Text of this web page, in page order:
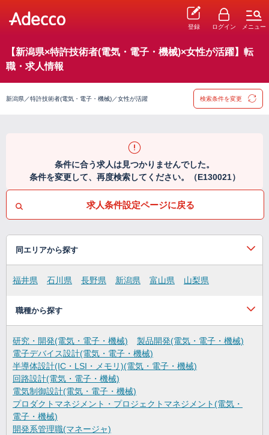
登録 ログイン メニュー
【新潟県×特許技術者(電気・電子・機械)×女性が活躍】転
職・求人情報
新潟県／特許技術者(電気・電子・機械)／女性が活躍 検索条件を変更
条件に合う求人は見つかりませんでした。
条件を変更して、再度検索してください。（E130021）
求人条件設定ページに戻る
同エリアから探す
福井県 石川県 長野県 新潟県 富山県 山梨県
職種から探す
研究・開発(電気・電子・機械)
製品開発(電気・電子・機械)
電子デバイス設計(電気・電子・機械)
半導体設計(IC・LSI・メモリ)(電気・電子・機械)
回路設計(電気・電子・機械)
電気制御設計(電気・電子・機械)
プロダクトマネジメント・プロジェクトマネジメント(電気・
電子・機械)
開発系管理職(マネージャ)